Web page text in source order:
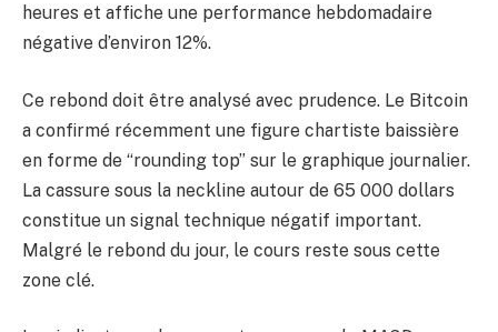
heures et affiche une performance hebdomadaire
négative d’environ 12%.
Ce rebond doit être analysé avec prudence. Le Bitcoin
a confirmé récemment une figure chartiste baissière
en forme de “rounding top” sur le graphique journalier.
La cassure sous la neckline autour de 65 000 dollars
constitue un signal technique négatif important.
Malgré le rebond du jour, le cours reste sous cette
zone clé.